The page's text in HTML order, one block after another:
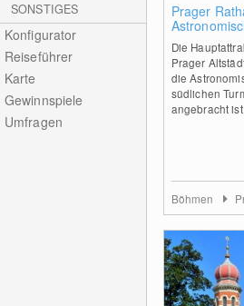
SONSTIGES
Konfigurator
Reiseführer
Karte
Gewinnspiele
Umfragen
Prager
Die
Prager
die
südlichen
angebracht
Böhmen